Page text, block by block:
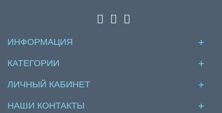
ИНФОРМАЦИЯ
КАТЕГОРИИ
ЛИЧНЫЙ КАБИНЕТ
НАШИ КОНТАКТЫ